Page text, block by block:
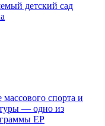
детский сад
массового спорта и
— одно из
ЕР